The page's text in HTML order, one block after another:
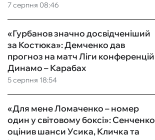
7 серпня 08:46
5 серпня 18:54
«Гурбанов значно досвідченіший
за Костюка»: Демченко дав
прогноз на матч Ліги конференцій
Динамо – Карабах
«Для мене Ломаченко – номер
один у світовому боксі»: Сенченко
оцінив шанси Усика, Кличка та